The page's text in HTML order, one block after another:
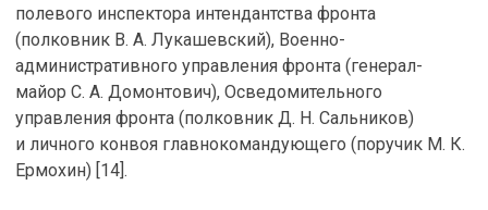
полевого инспектора интендантства фронта
(полковник В. А. Лукашевский), Военно-
административного управления фронта (генерал-
майор С. А. Домонтович), Осведомительного
управления фронта (полковник Д. Н. Сальников)
и личного конвоя главнокомандующего (поручик М. К.
Ермохин) [14].